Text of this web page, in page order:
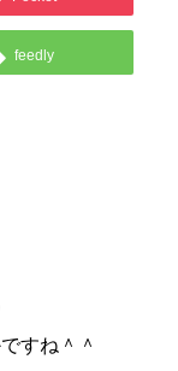
feedly
すね＾＾